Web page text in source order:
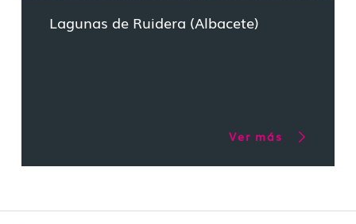
Lagunas de Ruidera (Albacete)
Ver más